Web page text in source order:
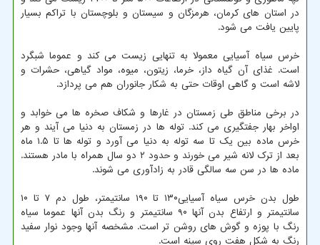
در استان های کرمان، هرمزگان و سیستان و بلوچستان با تراکم بسیار
پایین یافت می شود.
خرس سیاه آسیایی معمولا به تنهایی زیست می کند و عموما شبگرد
است. غذای آن گیاه داز، خرما، زیتون، میوه، مواد گیاهی، حشرات و
لاشه است و گاهی اوقات حتی به شکار جانوران هم می پردازد.
در برخی مناطق طی زمستان در غارها و شکاف صخره ها می خوابد و
اواخر بهار جفتگیری می کند. توله ها در زمستان به دنیا می آیند و هر
خرس ماده بین یک تا سه توله به دنیا می آورد و توله ها تا ۱.۵ ماه
بعد از ترک لانه شیر می خورند و حدود ۲ دو سال همراه با مادر هستند.
ماده ها در سن سه سالگی قادر به زادآوری می شوند.
طول بدن خرس سیاه آسیایی۱۳۰ تا ۱۹۰ سانتیمتر، طول دم ۷ تا ۱۰
سانتیمتر و ارتفاع بدن آنها ۹۰ سانتیمتر و رنگ بدن آنها عموما سیاه
رنگ با پوزه و گوش های روشن تر است. مشخصه آنها وجود نوار سفید
رنگ به شکل هفت روی سینه است.